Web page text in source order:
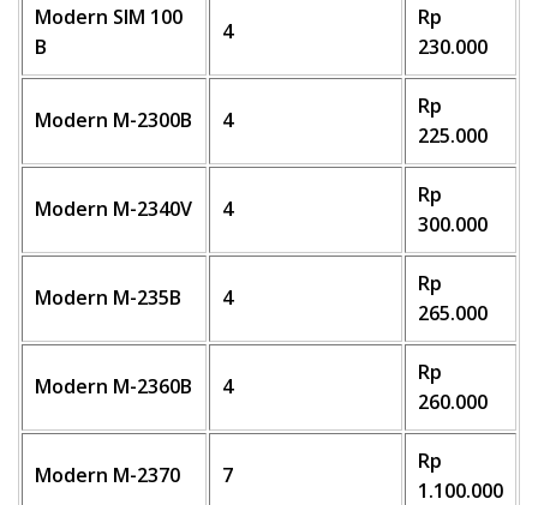
Modern SIM 100
B
4
Rp
230.000
Modern M-2300B 4
Rp
225.000
Modern M-2340V 4
Rp
300.000
Modern M-235B 4
Rp
265.000
Modern M-2360B 4
Rp
260.000
Modern M-2370 7
Rp
1.100.000